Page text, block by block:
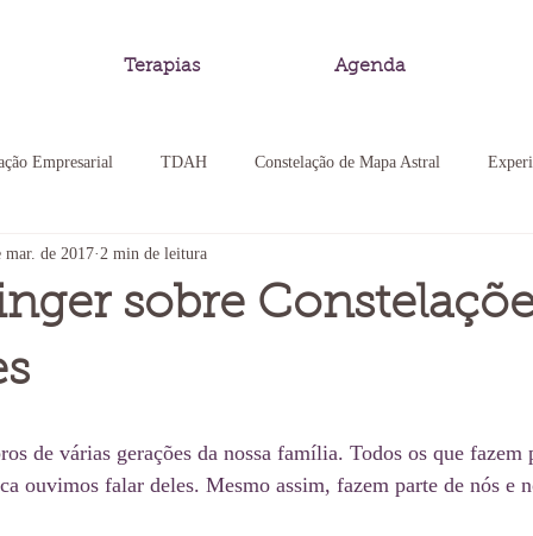
Terapias Agenda
Empresarial TDAH Constelação de Mapa Astral
Cristais Experiência Somática
sobre
mar. de 2017 2 min de leitura
de várias gerações da nossa família. Todos os que
ouvimos falar deles. Mesmo assim, fazem parte de nós e